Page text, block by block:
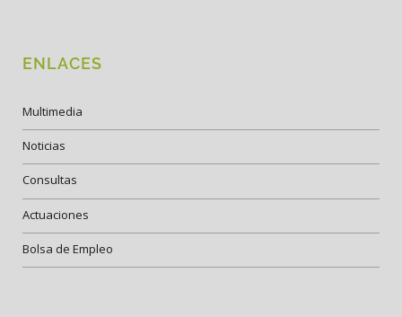
ENLACES
Multimedia
Noticias
Consultas
Actuaciones
Bolsa de Empleo